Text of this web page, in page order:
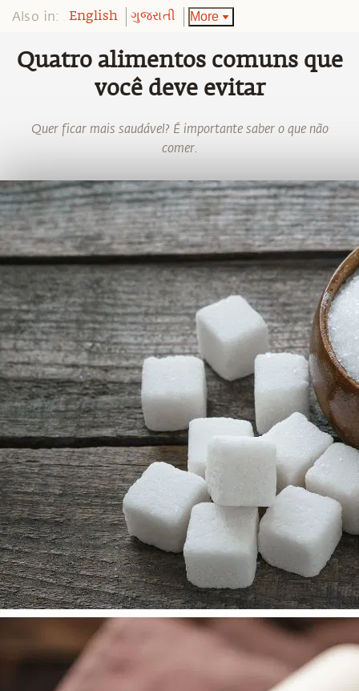
Also in: English ગુજરાતી More
Quatro alimentos comuns que
você deve evitar
Quer ficar mais saudável? É importante saber o que não
comer.